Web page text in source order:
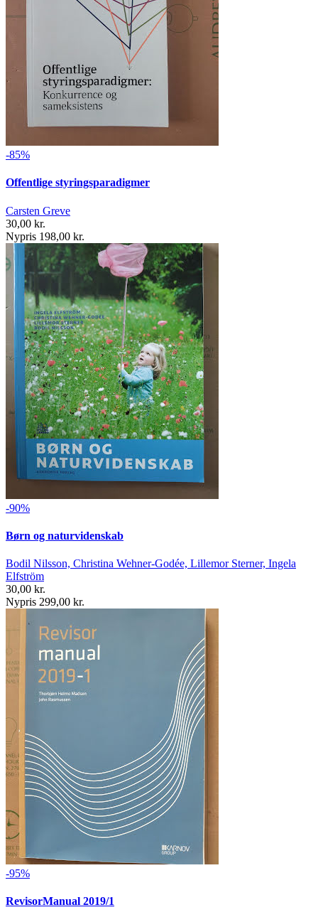
-85%
Offentlige styringsparadigmer
Carsten Greve
30,00 kr.
Nypris 198,00 kr.
-90%
Børn og naturvidenskab
Bodil Nilsson, Christina Wehner-Godée, Lillemor Sterner, Ingela
Elfström
30,00 kr.
Nypris 299,00 kr.
-95%
RevisorManual 2019/1